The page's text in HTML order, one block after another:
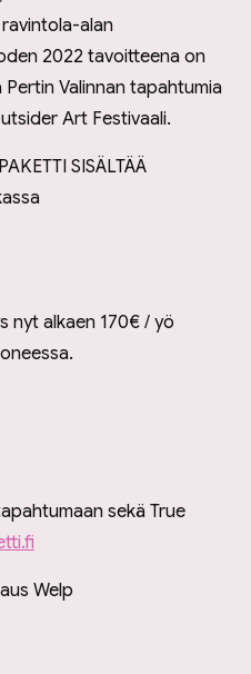
alan
2022 tavoitteena on
Valinnan tapahtumia
Art Festivaali.
SISÄLTÄÄ
nyt alkaen 170€ / yö
sekä True
Welp